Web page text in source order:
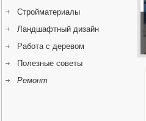
Стройматериалы
Ландшафтный дизайн
Работа с деревом
Полезные советы
Ремонт